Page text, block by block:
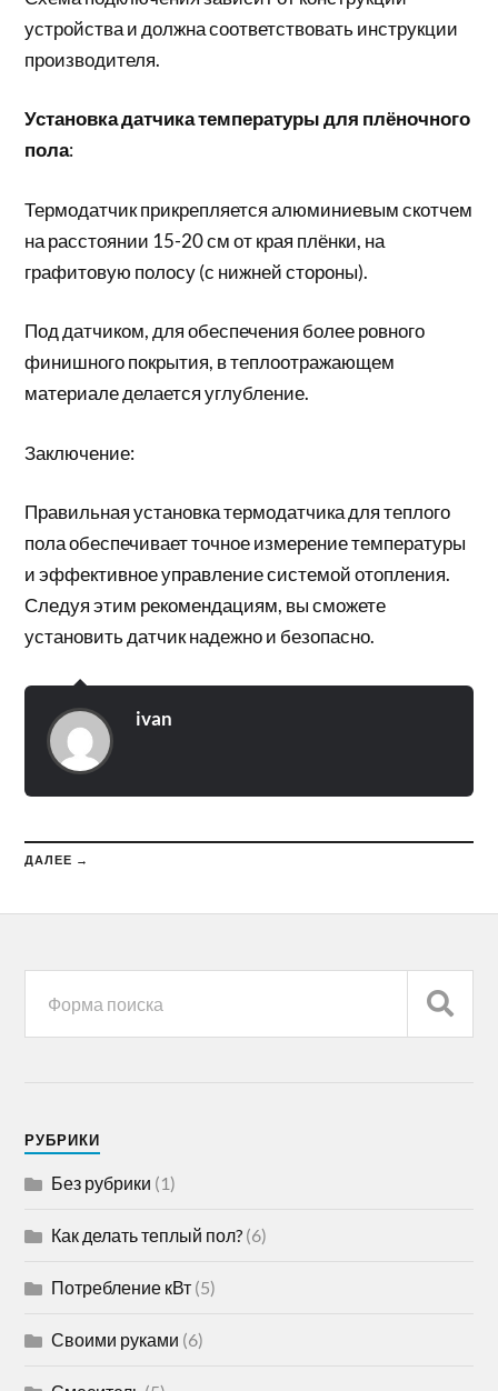
устройства и должна соответствовать инструкции
производителя.
Установка датчика температуры для плёночного
пола:
Термодатчик прикрепляется алюминиевым скотчем
на расстоянии 15-20 см от края плёнки, на
графитовую полосу (с нижней стороны).
Под датчиком, для обеспечения более ровного
финишного покрытия, в теплоотражающем
материале делается углубление.
Заключение:
Правильная установка термодатчика для теплого
пола обеспечивает точное измерение температуры
и эффективное управление системой отопления.
Следуя этим рекомендациям, вы сможете
установить датчик надежно и безопасно.
ivan
ДАЛЕЕ →
РУБРИКИ
Без рубрики (1)
Как делать теплый пол? (6)
Потребление кВт (5)
Своими руками (6)